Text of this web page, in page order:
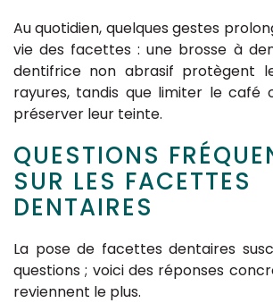
Au quotidien, quelques gestes
vie des facettes : une brosse à
dentifrice non abrasif protègent
rayures, tandis que limiter le café
préserver leur teinte.
QUESTIONS
SUR LES FACETTES
DENTAIRES
La pose de facettes dentaires
questions ; voici des réponses
reviennent le plus.